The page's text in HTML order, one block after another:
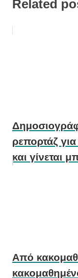
Related
ρεπορτάζ
και γίνεται
Από